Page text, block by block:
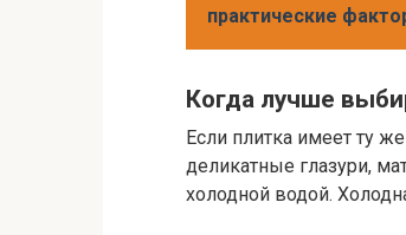
практические
Когда лучше
Если плитка имеет ту
деликатные глазури,
холодной водой.